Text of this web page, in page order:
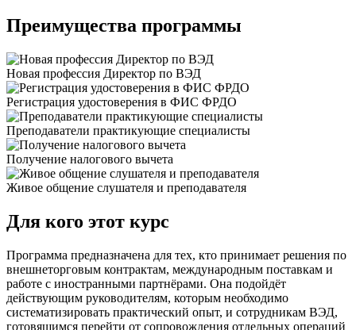
Преимущества программы
Новая профессия Директор по ВЭД
Регистрация удостоверения в ФИС ФРДО
Преподаватели практикующие специалисты
Получение налогового вычета
Живое общение слушателя и преподавателя
Для кого этот курс
Программа предназначена для тех, кто принимает решения по
внешнеторговым контрактам, международным поставкам и
работе с иностранными партнёрами. Она подойдёт
действующим руководителям, которым необходимо
систематизировать практический опыт, и сотрудникам ВЭД,
готовящимся перейти от сопровождения отдельных операций